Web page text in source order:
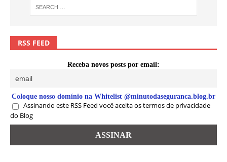
RSS FEED
Receba novos posts por email:
Coloque nosso domínio na Whitelist @minutodaseguranca.blog.br
Assinando este RSS Feed você aceita os termos de privacidade
do Blog